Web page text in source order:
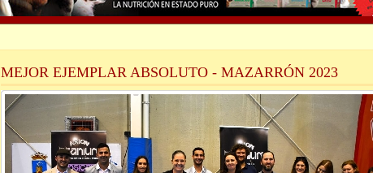
MEJOR EJEMPLAR ABSOLUTO - MAZARRÓN 2023